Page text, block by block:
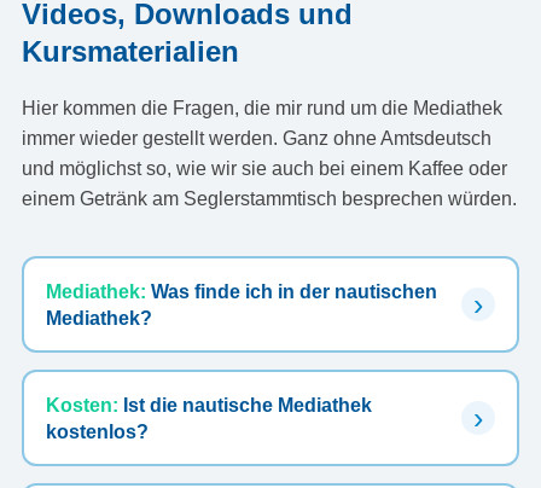
Videos, Downloads und
Kursmaterialien
Hier kommen die Fragen, die mir rund um die Mediathek
immer wieder gestellt werden. Ganz ohne Amtsdeutsch
und möglichst so, wie wir sie auch bei einem Kaffee oder
einem Getränk am Seglerstammtisch besprechen würden.
Mediathek: Was finde ich in der nautischen
Mediathek?
Kosten: Ist die nautische Mediathek
kostenlos?